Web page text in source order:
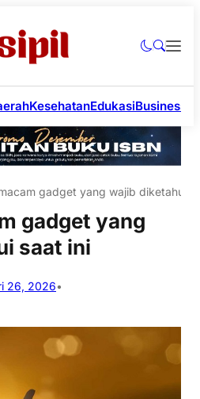
KesehatanEdukasiBusiness
gadget yang wajib diketahui
gadget yang
saat ini
26, 2026•